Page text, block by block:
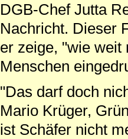
DGB-Chef Jutta
Nachricht. Dieser
er zeige, "wie weit
Menschen
"Das darf doch
Mario Krüger,
ist Schäfer nicht